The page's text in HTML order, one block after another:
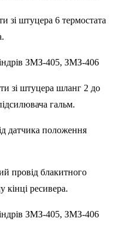
зі штуцера 6 термостата
зі штуцера шланг 2 до
гальм.
датчика положення
провід блакитного
кінці ресивера.